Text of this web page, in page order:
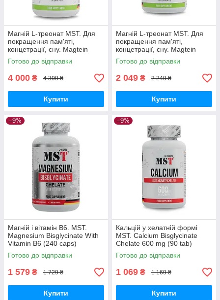
Магній L-треонат MST. Для
покращення пам'яті,
концетрації, сну. Magtein
magnesium l-threonate 1000
mg (120 caps)
Готово до відправки
4 000 ₴ 4 399 ₴
Купити
Магній L-треонат MST. Для
покращення пам'яті,
концетрації, сну. Magtein
magnesium l-threonate 1000
mg (60 caps)
Готово до відправки
2 049 ₴ 2 249 ₴
Купити
–9%
Магній і вітамін B6. MST.
Magnesium Bisglycinate With
Vitamin B6 (240 caps)
Готово до відправки
1 579 ₴ 1 729 ₴
Купити
–9%
Кальцій у хелатній формі
MST. Calcium Bisglycinate
Chelate 600 mg (90 tab)
Готово до відправки
1 069 ₴ 1 169 ₴
Купити